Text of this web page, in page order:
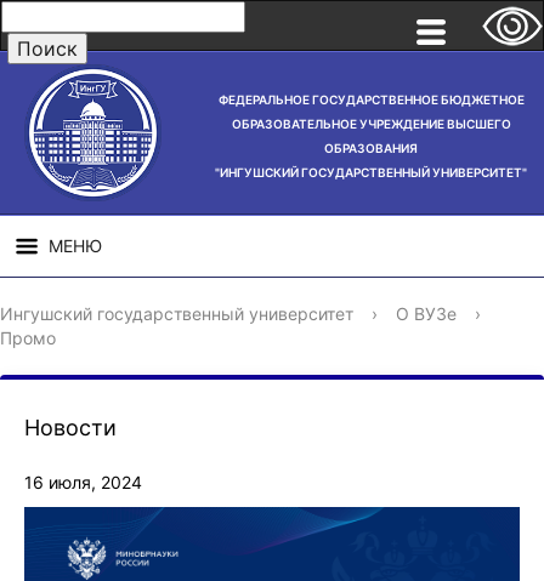
ФЕДЕРАЛЬНОЕ ГОСУДАРСТВЕННОЕ БЮДЖЕТНОЕ
ОБРАЗОВАТЕЛЬНОЕ УЧРЕЖДЕНИЕ ВЫСШЕГО
ОБРАЗОВАНИЯ
"ИНГУШСКИЙ ГОСУДАРСТВЕННЫЙ УНИВЕРСИТЕТ"
МЕНЮ
СВЕДЕНИЯ ОБ
ОБРАЗОВАТЕЛЬНОЙ
НАУЧНАЯ
ДЕЯТЕЛЬНОСТЬ
Ингушский государственный университет › О ВУЗе
›
Промо
Новости
16 июля, 2024